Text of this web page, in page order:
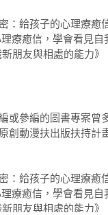
給孩子的心理療癒
療癒信，學會看見
朋友與相處的能力》
或參編的圖書專案曾
創動漫扶出版扶持計
給孩子的心理療癒
療癒信，學會看見
朋友與相處的能力》